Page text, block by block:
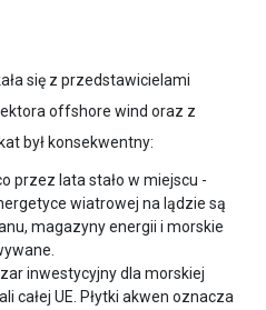
się z przedstawicielami
offshore wind oraz z
był konsekwentny:
przez lata stało w miejscu -
wiatrowej na lądzie są
magazyny energii i morskie
inwestycyjny dla morskiej
całej UE. Płytki akwen oznacza